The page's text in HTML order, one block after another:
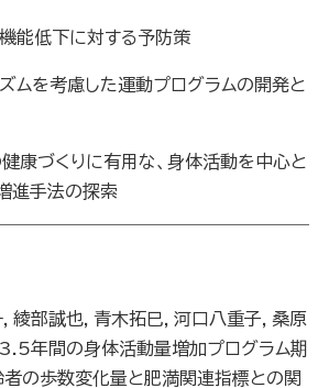
機能低下に対する予防策
ズムを考慮した運動プログラムの開発と
健康づくりに有用な、身体活動を中心と
進手法の探索
綾部誠也，青木拓巳，河口八重子，桑原
3.5年間の身体活動量増加プログラム期
者の歩数変化量と肥満関連指標との関